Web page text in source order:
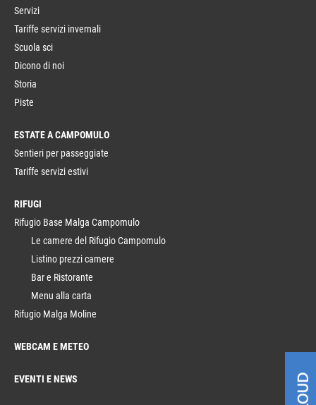
Servizi
Tariffe servizi invernali
Scuola sci
Dicono di noi
Storia
Piste
ESTATE A CAMPOMULO
Sentieri per passeggiate
Tariffe servizi estivi
RIFUGI
Rifugio Base Malga Campomulo
Le camere del Rifugio Campomulo
Listino prezzi camere
Bar e Ristorante
Menu alla carta
Rifugio Malga Moline
WEBCAM E METEO
EVENTI E NEWS